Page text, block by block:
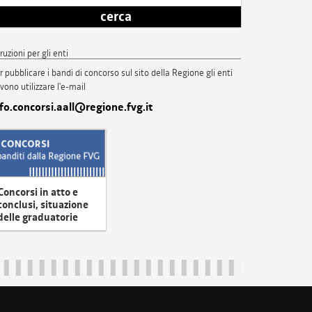
cerca
per gli enti
pubblicare i bandi di concorso sul sito della Regione gli enti
utilizzare l'e-mail
in atto e
situazione
graduatorie